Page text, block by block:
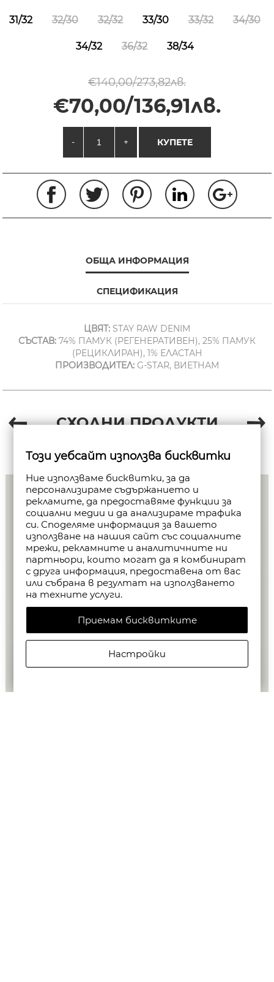
31/32 32/30 32/32 33/30 33/32 34/30
34/32 36/32 38/34
€140,00/273,82лв.
€70,00/136,91лв.
- + КУПЕТЕ
ОБЩА ИНФОРМАЦИЯ
СПЕЦИФИКАЦИЯ
ЦВЯТ: STAY RAW DENIM
СЪСТАВ: 74% ПАМУК (РЕГЕНЕРАТИВЕН), 25% ПАМУК
(РЕЦИКЛИРАН), 1% ЕЛАСТАН
ПРОИЗВОДИТЕЛ: G-STAR, ВИЕТНАМ
СХОДНИ ПРОДУКТИ
Този уебсайт използва бисквитки
Ние използваме бисквитки, за да
персонализираме съдържанието и
рекламите, да предоставяме функции за
социални медии и да анализираме трафика
си. Споделяме информация за вашето
използване на нашия сайт със социалните
мрежи, рекламните и аналитичните ни
партньори, които могат да я комбинират
с друга информация, предоставена от вас
или събрана в резултат на използването
на техните услуги.
Приемам бисквитките
Настройки